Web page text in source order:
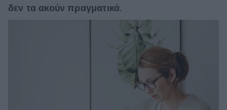
δεν τα ακούν πραγματικά.